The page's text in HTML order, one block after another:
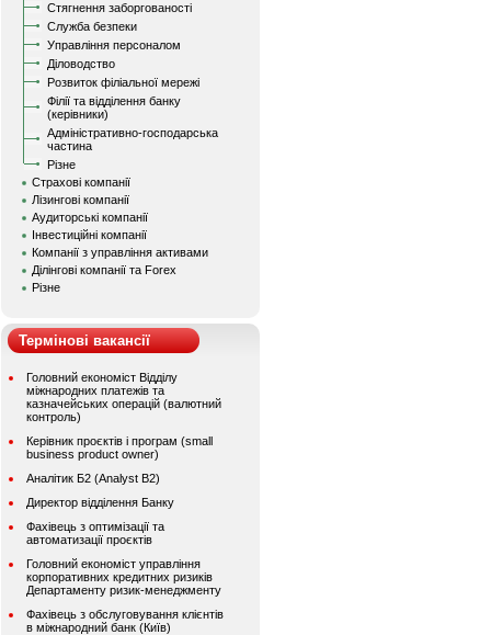
Стягнення заборгованості
Служба безпеки
Управління персоналом
Діловодство
Розвиток філіальної мережі
Філії та відділення банку
(керівники)
Адміністративно-господарська
частина
Різне
Страхові компанії
Лізингові компанії
Аудиторські компанії
Інвестиційні компанії
Компанії з управління активами
Ділінгові компанії та Forex
Різне
Термінові вакансії
Головний економіст Відділу
міжнародних платежів та
казначейських операцій (валютний
контроль)
Керівник проєктів і програм (small
business product owner)
Аналітик Б2 (Analyst B2)
Директор відділення Банку
Фахівець з оптимізації та
автоматизації проєктів
Головний економіст управління
корпоративних кредитних ризиків
Департаменту ризик-менеджменту
Фахівець з обслуговування клієнтів
в міжнародний банк (Київ)